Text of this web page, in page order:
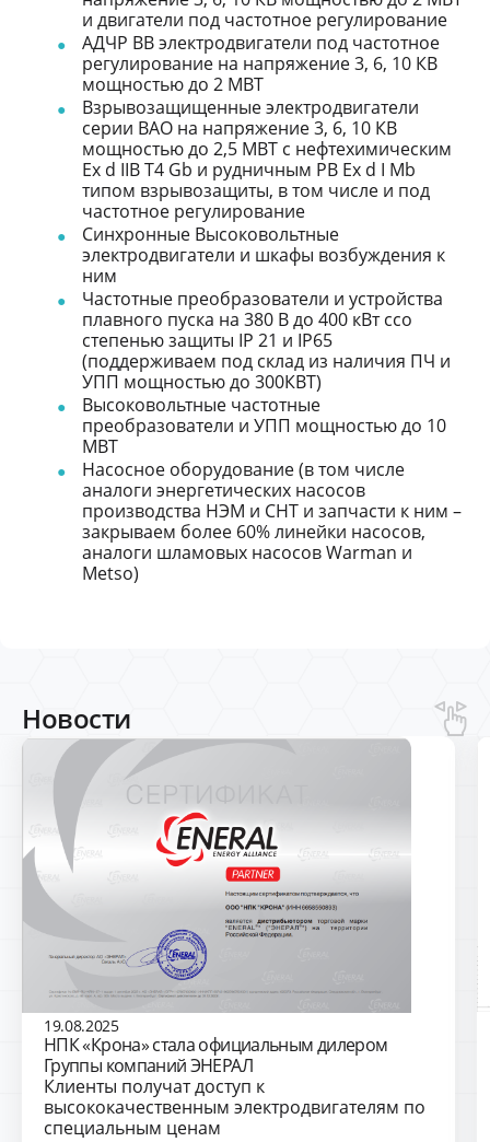
и двигатели под частотное регулирование
АДЧР ВВ электродвигатели под частотное
регулирование на напряжение 3, 6, 10 КВ
мощностью до 2 МВТ
Взрывозащищенные электродвигатели
серии ВАО на напряжение 3, 6, 10 КВ
мощностью до 2,5 МВТ с нефтехимическим
Ex d IIB T4 Gb и рудничным РB Ex d I Mb
типом взрывозащиты, в том числе и под
частотное регулирование
Синхронные Высоковольтные
электродвигатели и шкафы возбуждения к
ним
Частотные преобразователи и устройства
плавного пуска на 380 В до 400 кВт ссо
степенью защиты IP 21 и IP65
(поддерживаем под склад из наличия ПЧ и
УПП мощностью до 300КВТ)
Высоковольтные частотные
преобразователи и УПП мощностью до 10
МВТ
Насосное оборудование (в том числе
аналоги энергетических насосов
производства НЭМ и СНТ и запчасти к ним –
закрываем более 60% линейки насосов,
аналоги шламовых насосов Warman и
Metso)
Новости
19.08.2025
НПК «Крона» стала официальным дилером
Группы компаний ЭНЕРАЛ
Клиенты получат доступ к
высококачественным электродвигателям по
специальным ценам